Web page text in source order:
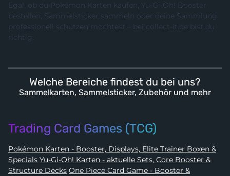
Egal, ob du Pokémon Karten kaufen, Yu-Gi-Oh! Booster
bestellen, Sammelsticker sammeln oder deine Sammlung
professionell schützen möchtest – bei collect-it.de bist du
richtig.
Welche Bereiche findest du bei uns?
Sammelkarten, Sammelsticker, Zubehör und mehr
Trading Card Games (TCG)
Pokémon Karten - Booster, Displays, Elite Trainer Boxen &
Specials Yu-Gi-Oh! Karten - aktuelle Sets, Core Booster &
Structure Decks One Piece Card Game - Booster &